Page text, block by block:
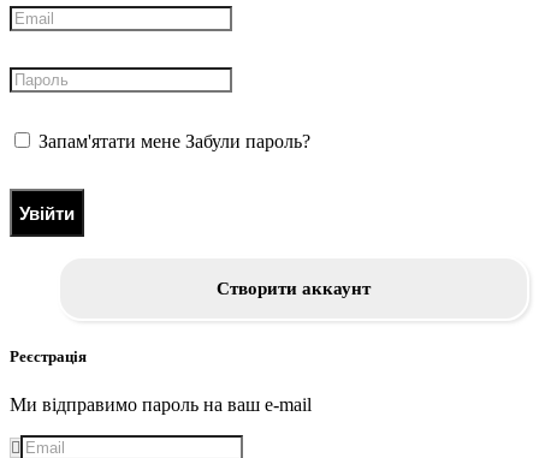
Запам'ятати мене Забули пароль?
Увійти
Створити аккаунт
Реєстрація
Ми відправимо пароль на ваш e-mail